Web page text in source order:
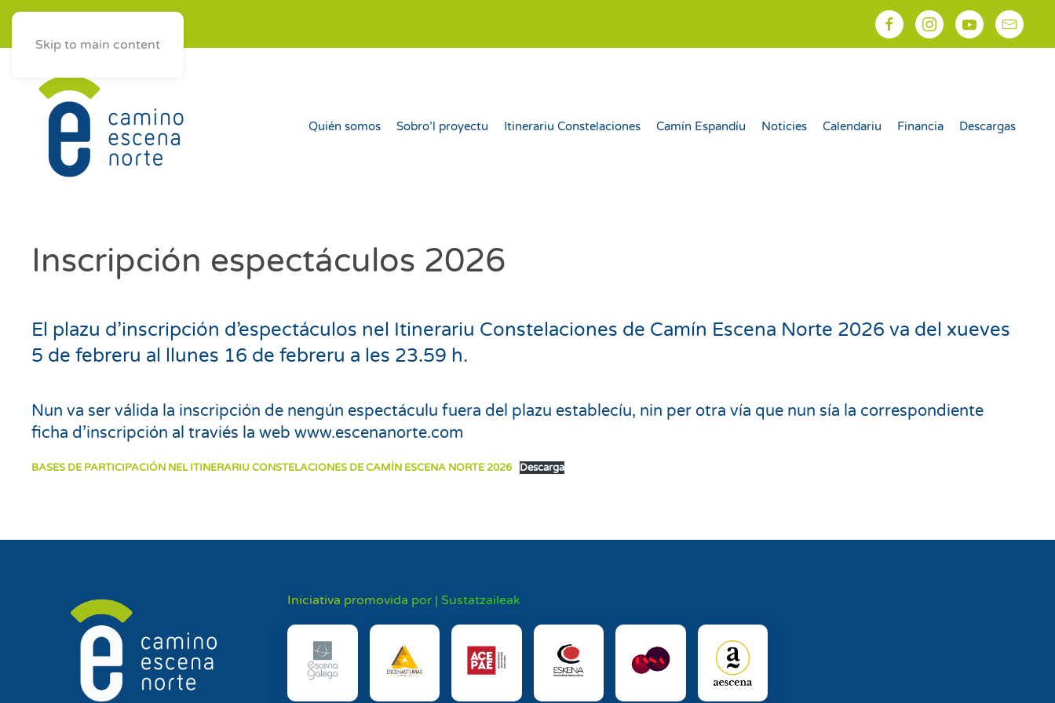
Skip to main content
Quién somos Sobro’l proyectu Itinerariu Constelaciones Camín Espandíu Noticies Calendariu Financia Descargas
Inscripción espectáculos 2026
El plazu d’inscripción d’espectáculos nel Itinerariu Constelaciones de Camín Escena Norte 2026 va del xueves
5 de febreru al llunes 16 de febreru a les 23.59 h.
Nun va ser válida la inscripción de nengún espectáculu fuera del plazu establecíu, nin per otra vía que nun sía la correspondiente
ficha d’inscripción al traviés la web www.escenanorte.com
BASES DE PARTICIPACIÓN NEL ITINERARIU CONSTELACIONES DE CAMÍN ESCENA NORTE 2026 Descarga
Iniciativa promovida por | Sustatzaileak